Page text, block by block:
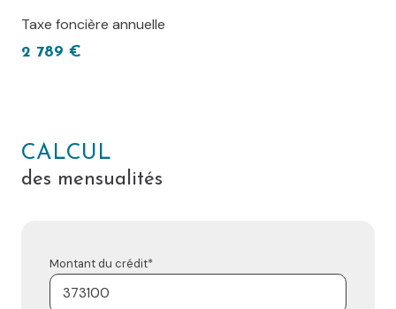
Taxe foncière annuelle
2 789 €
CALCUL
des mensualités
Montant du crédit*